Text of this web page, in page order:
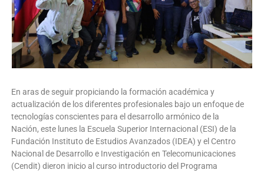
En aras de seguir propiciando la formación académica y
actualización de los diferentes profesionales bajo un enfoque de
tecnologías conscientes para el desarrollo armónico de la
Nación, este lunes la Escuela Superior Internacional (ESI) de la
Fundación Instituto de Estudios Avanzados (IDEA) y el Centro
Nacional de Desarrollo e Investigación en Telecomunicaciones
(Cendit) dieron inicio al curso introductorio del Programa